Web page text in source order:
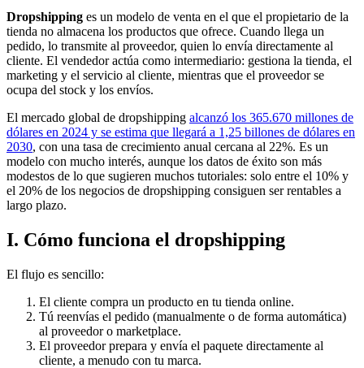
Dropshipping es un modelo de venta en el que el propietario de la
tienda no almacena los productos que ofrece. Cuando llega un
pedido, lo transmite al proveedor, quien lo envía directamente al
cliente. El vendedor actúa como intermediario: gestiona la tienda, el
marketing y el servicio al cliente, mientras que el proveedor se
ocupa del stock y los envíos.
El mercado global de dropshipping alcanzó los 365.670 millones de
dólares en 2024 y se estima que llegará a 1,25 billones de dólares en
2030, con una tasa de crecimiento anual cercana al 22%. Es un
modelo con mucho interés, aunque los datos de éxito son más
modestos de lo que sugieren muchos tutoriales: solo entre el 10% y
el 20% de los negocios de dropshipping consiguen ser rentables a
largo plazo.
I. Cómo funciona el dropshipping
El flujo es sencillo:
El cliente compra un producto en tu tienda online.
Tú reenvías el pedido (manualmente o de forma automática)
al proveedor o marketplace.
El proveedor prepara y envía el paquete directamente al
cliente, a menudo con tu marca.